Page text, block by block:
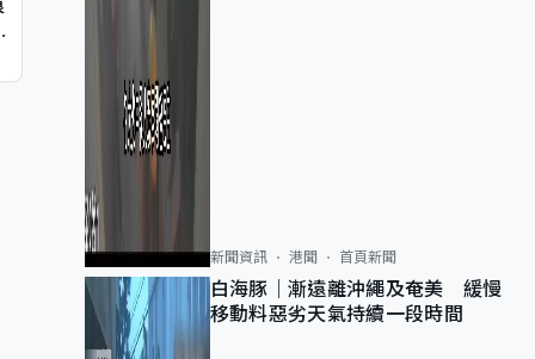
新聞資訊 港聞 首頁新聞
白海豚｜漸遠離沖繩及奄美 緩慢
移動料惡劣天氣持續一段時間